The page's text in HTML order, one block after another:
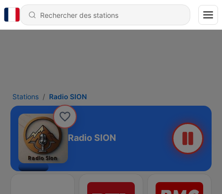
Stations Radio SION
Radio SION